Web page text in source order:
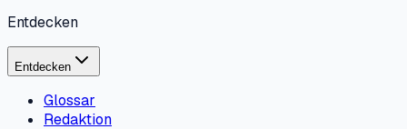
Entdecken
Entdecken
Glossar
Redaktion